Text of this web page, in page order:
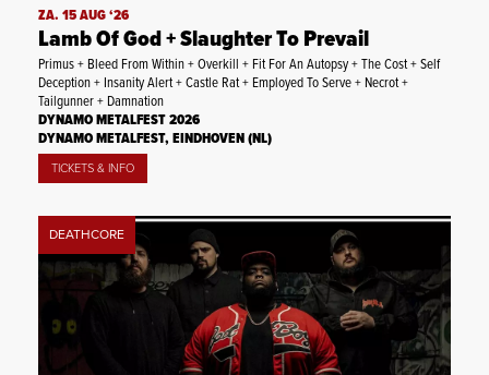
ZA. 15 AUG ‘26
Lamb Of God + Slaughter To Prevail
Primus + Bleed From Within + Overkill + Fit For An Autopsy + The Cost + Self
Deception + Insanity Alert + Castle Rat + Employed To Serve + Necrot +
Tailgunner + Damnation
DYNAMO METALFEST 2026
DYNAMO METALFEST, EINDHOVEN (NL)
TICKETS & INFO
DEATHCORE